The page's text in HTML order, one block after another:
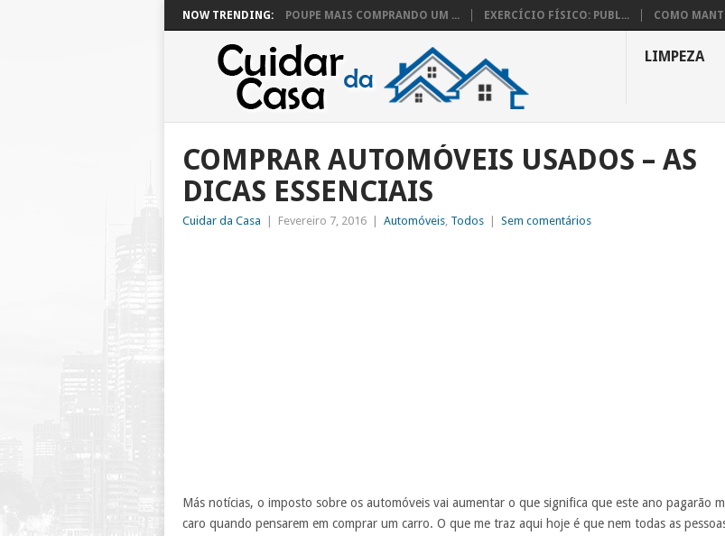
NOW TRENDING: POUPE MAIS COMPRANDO UM ... EXERCÍCIO FÍSICO: PUBL... COMO
LIMPEZA
COMPRAR AUTOMÓVEIS USADOS – AS
DICAS ESSENCIAIS
Cuidar da Casa Fevereiro 7, 2016 Automóveis, Todos Sem comentários
Más notícias, o imposto sobre os automóveis vai aumentar o que significa que este ano pagarão
caro quando pensarem em comprar um carro. O que me traz aqui hoje é que nem todas as